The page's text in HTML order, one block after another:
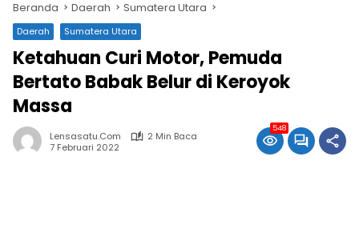
Beranda Daerah Sumatera Utara
Daerah Sumatera Utara
Ketahuan Curi Motor, Pemuda
Bertato Babak Belur di Keroyok
Massa
Lensasatu.com
2 Min Baca
7 Februari 2022
548